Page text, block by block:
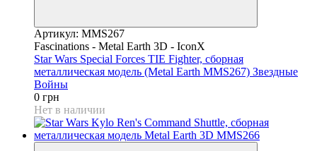
Артикул: MMS267
Fascinations - Metal Earth 3D - IconX
Star Wars Special Forces TIE Fighter, сборная
металлическая модель (Metal Earth MMS267) Звездные
Войны
0 грн
Нет в наличии